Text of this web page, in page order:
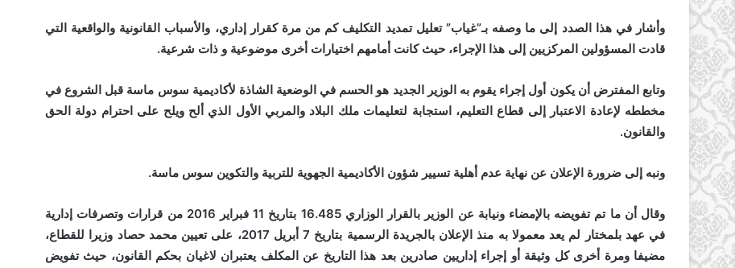
وأشار في هذا الصدد إلى ما وصفه بـ”غياب” تعليل تمديد التكليف كم من مرة كقرار إداري، والأسباب القانونية والواقعية التي
قادت المسؤولين المركزيين إلى هذا الإجراء، حيث كانت أمامهم اختيارات أخرى موضوعية و ذات شرعية.
وتابع المفترض أن يكون أول إجراء يقوم به الوزير الجديد هو الحسم في الوضعية الشاذة لأكاديمية سوس ماسة قبل الشروع في
مخططه لإعادة الاعتبار إلى قطاع التعليم، استجابة لتعليمات ملك البلاد والمربي الأول الذي ألح ويلح على احترام دولة الحق
والقانون.
ونبه إلى ضرورة الإعلان عن نهاية عدم أهلية تسيير شؤون الأكاديمية الجهوية للتربية والتكوين سوس ماسة.
وقال أن ما تم تفويضه بالإمضاء ونيابة عن الوزير بالقرار الوزاري 16.485 بتاريخ 11 فبراير 2016 من قرارات وتصرفات إدارية
في عهد بلمختار لم يعد معمولا به منذ الإعلان بالجريدة الرسمية بتاريخ 7 أبريل 2017، على تعيين محمد حصاد وزيرا للقطاع،
مضيفا ومرة أخرى كل وثيقة أو إجراء إداريين صادرين بعد هذا التاريخ عن المكلف يعتبران لاغيان بحكم القانون، حيث تفويض